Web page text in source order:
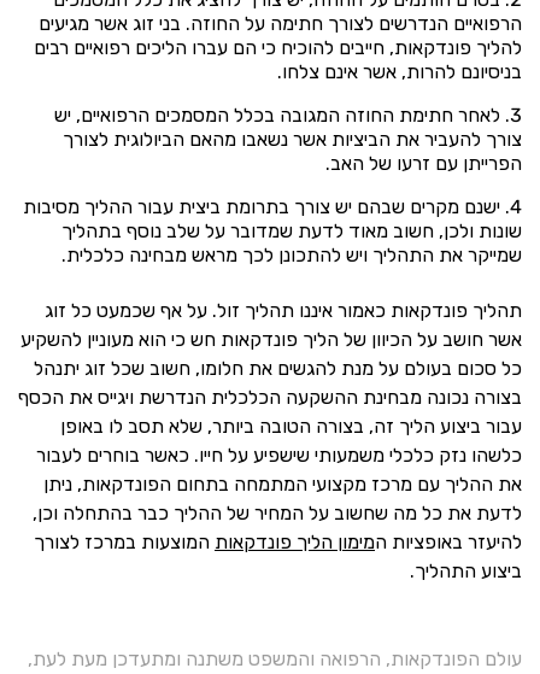
הרפואיים הנדרשים לצורך חתימה על החוזה. בני זוג אשר מגיעים
להליך פונדקאות, חייבים להוכיח כי הם עברו הליכים רפואיים רבים
בניסיונם להרות, אשר אינם צלחו.
לאחר חתימת החוזה המגובה בכלל המסמכים הרפואיים, יש
צורך להעביר את הביציות אשר נשאבו מהאם הביולוגית לצורך
הפרייתן עם זרעו של האב.
ישנם מקרים שבהם יש צורך בתרומת ביצית עבור ההליך מסיבות
שונות ולכן, חשוב מאוד לדעת שמדובר על שלב נוסף בתהליך
שמייקר את התהליך ויש להתכונן לכך מראש מבחינה כלכלית.
תהליך פונדקאות כאמור איננו תהליך זול. על אף שכמעט כל זוג
אשר חושב על הכיוון של הליך פונדקאות חש כי הוא מעוניין להשקיע
כל סכום בעולם על מנת להגשים את חלומו, חשוב שכל זוג יתנהל
בצורה נכונה מבחינת ההשקעה הכלכלית הנדרשת ויגייס את הכסף
עבור ביצוע הליך זה, בצורה הטובה ביותר, שלא תסב לו באופן
כלשהו נזק כלכלי משמעותי שישפיע על חייו. כאשר בוחרים לעבור
את ההליך עם מרכז מקצועי המתמחה בתחום הפונדקאות, ניתן
לדעת את כל מה שחשוב על המחיר של ההליך כבר בהתחלה וכן,
להיעזר באופציות המימון הליך פונדקאות המוצעות במרכז לצורך
ביצוע התהליך.
עולם הפונדקאות, הרפואה והמשפט משתנה ומתעדכן מעת לעת,